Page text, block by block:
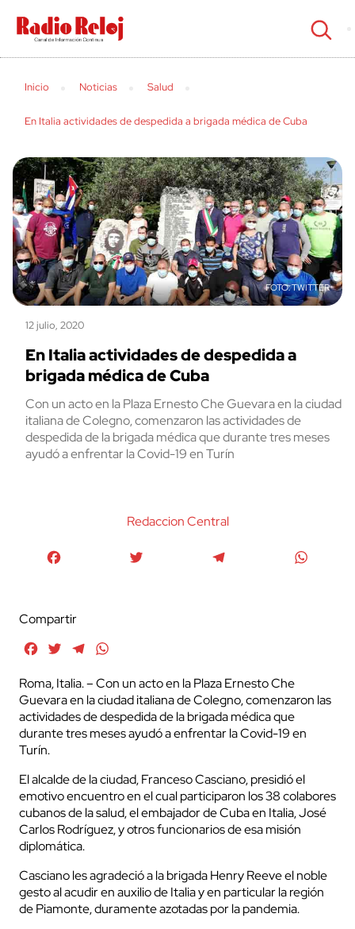
cerrar
Inicio Noticias Salud
En Italia actividades de despedida a brigada médica de Cuba
TWITTER
12 julio, 2020
En Italia actividades de despedida a
brigada médica de Cuba
Con un acto en la Plaza Ernesto Che Guevara en la ciudad
italiana de Colegno, comenzaron las actividades de
despedida de la brigada médica que durante tres meses
ayudó a enfrentar la Covid-19 en Turín
Redaccion Central
Compartir
FacebookTwitterTelegram
Roma, Italia. – Con un acto en la Plaza Ernesto Che
Guevara en la ciudad italiana de Colegno, comenzaron las
actividades de despedida de la brigada médica que
durante tres meses ayudó a enfrentar la Covid-19 en
Turín.
El alcalde de la ciudad, Franceso Casciano, presidió el
emotivo encuentro en el cual participaron los 38 colabores
cubanos de la salud, el embajador de Cuba en Italia, José
Carlos Rodríguez, y otros funcionarios de esa misión
diplomática.
Casciano les agradeció a la brigada Henry Reeve el noble
gesto al acudir en auxilio de Italia y en particular la región
de Piamonte, duramente azotadas por la pandemia.